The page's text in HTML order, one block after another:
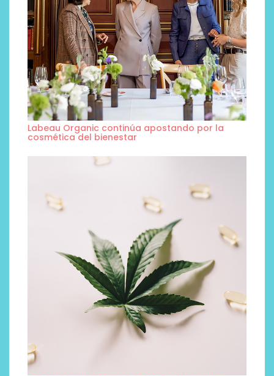
Labeau Organic continúa apostando por la
cosmética del bienestar